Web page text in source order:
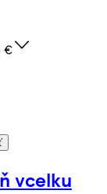
€
vcelku